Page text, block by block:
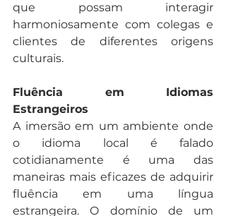
que possam interagir
harmoniosamente com colegas e
clientes de diferentes origens
culturais.
Fluência em Idiomas
Estrangeiros
A imersão em um ambiente onde
o idioma local é falado
cotidianamente é uma das
maneiras mais eficazes de adquirir
fluência em uma língua
estrangeira. O domínio de um